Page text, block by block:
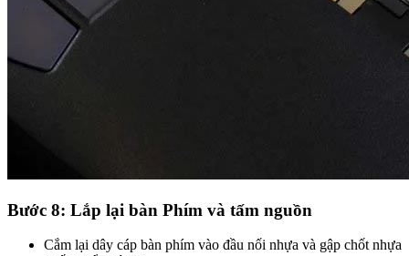
Bước 8: Lắp lại bàn Phím và tấm nguồn
Cắm lại dây cáp bàn phím vào đầu nối nhựa và gập chốt nhựa